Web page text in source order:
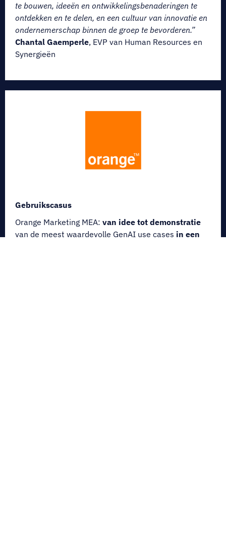
te bouwen, ideeën en ontwikkelingsbenaderingen te
ontdekken en te delen, en een cultuur van innovatie en
ondernemerschap binnen de groep te bevorderen.”
Chantal Gaemperle, EVP van Human Resources en
Synergieën
Gebruikscasus
Orange Marketing MEA:van idee tot demonstratie
van de meest waardevolle GenAI use cases in een